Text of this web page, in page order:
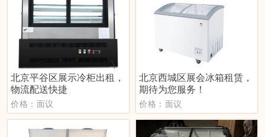
北京平谷区展示冷柜出租，
物流配送快捷
价格：面议
北京西城区展会冰箱租赁，
期待为您服务！
价格：面议